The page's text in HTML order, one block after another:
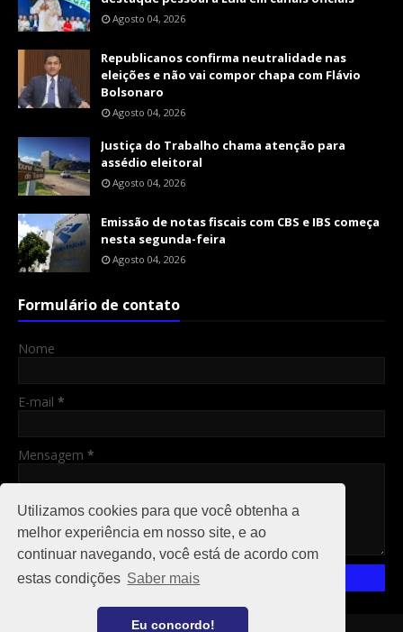
Utilizamos cookies para que você obtenha a
melhor experiência em nosso site, e ao
continuar navegando, você está de acordo com
estas condições Saber mais
Eu concordo!
Agosto 04, 2026
Republicanos confirma neutralidade nas
eleições e não vai compor chapa com Flávio
Bolsonaro
Agosto 04, 2026
Justiça do Trabalho chama atenção para
assédio eleitoral
Agosto 04, 2026
Emissão de notas fiscais com CBS e IBS começa
nesta segunda-feira
Agosto 04, 2026
Formulário de contato
Nome
E-mail *
Mensagem *